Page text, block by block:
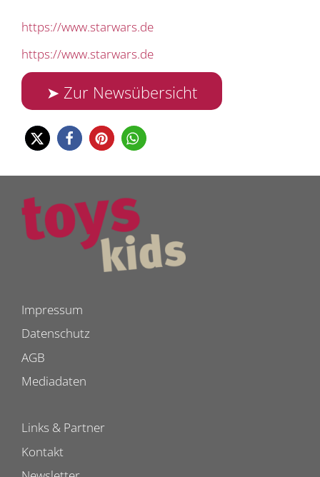
https://www.starwars.de
https://www.starwars.de
➤ Zur Newsübersicht
Impressum
Datenschutz
AGB
Mediadaten
Links & Partner
Kontakt